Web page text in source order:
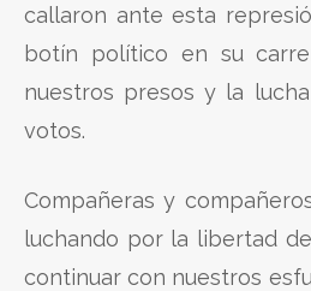
callaron ante esta
botín político en su
nuestros presos y la
votos.
Compañeras y
luchando por la libertad
continuar con nuestros